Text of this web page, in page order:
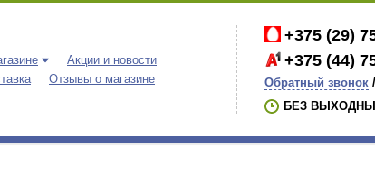
Акции и новости
Отзывы о магазине
+375 (29)
+375 (44)
Обратный звонок/
БЕЗ